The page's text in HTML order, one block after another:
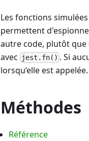
Les fonctions
permettent
autre code, plutôt
avec
jest.fn() . Si
lorsqu’elle est appelée.
Méthodes
Référence